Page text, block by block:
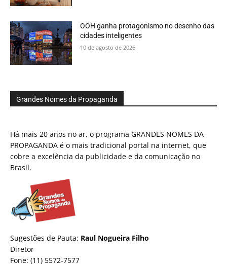
OOH ganha protagonismo no desenho das
cidades inteligentes
10 de agosto de 2026
Grandes Nomes da Propaganda
Há mais 20 anos no ar, o programa GRANDES NOMES DA
PROPAGANDA é o mais tradicional portal na internet, que
cobre a excelência da publicidade e da comunicação no
Brasil.
Sugestões de Pauta: Raul Nogueira Filho
Diretor
Fone: (11) 5572-7577